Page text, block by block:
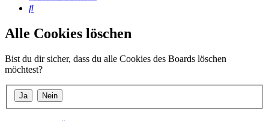
Suche
Alle Cookies löschen
Bist du dir sicher, dass du alle Cookies des Boards löschen
möchtest?